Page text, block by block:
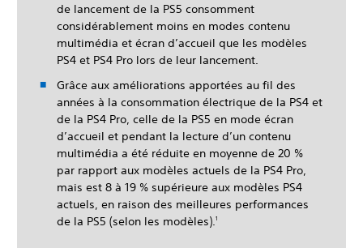
de lancement de la PS5 consomment
considérablement moins en modes contenu
multimédia et écran d’accueil que les modèles
PS4 et PS4 Pro lors de leur lancement.
Grâce aux améliorations apportées au fil des
années à la consommation électrique de la PS4 et
de la PS4 Pro, celle de la PS5 en mode écran
d’accueil et pendant la lecture d’un contenu
multimédia a été réduite en moyenne de 20 %
par rapport aux modèles actuels de la PS4 Pro,
mais est 8 à 19 % supérieure aux modèles PS4
actuels, en raison des meilleures performances
de la PS5 (selon les modèles).1